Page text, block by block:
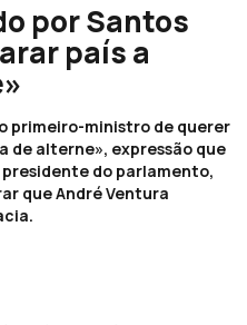
por Santos
país a
primeiro-ministro de querer
de alterne», expressão que
do parlamento,
que André Ventura